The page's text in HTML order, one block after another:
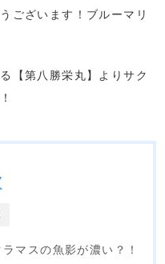
ございます！ブルーマリ
【第八勝栄丸】よりサク
マスの魚影が濃い？！